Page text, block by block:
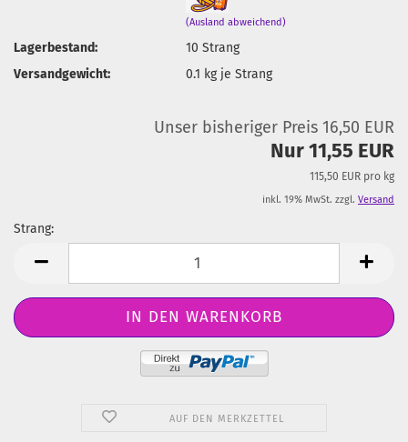
(Ausland abweichend)
Lagerbestand: 10Strang
Versandgewicht:
0.1 kg je Strang
Unser bisheriger Preis 16,50 EUR
Nur 11,55 EUR
115,50 EUR pro kg
inkl. 19% MwSt. zzgl. Versand
Strang:
AUF DEN MERKZETTEL